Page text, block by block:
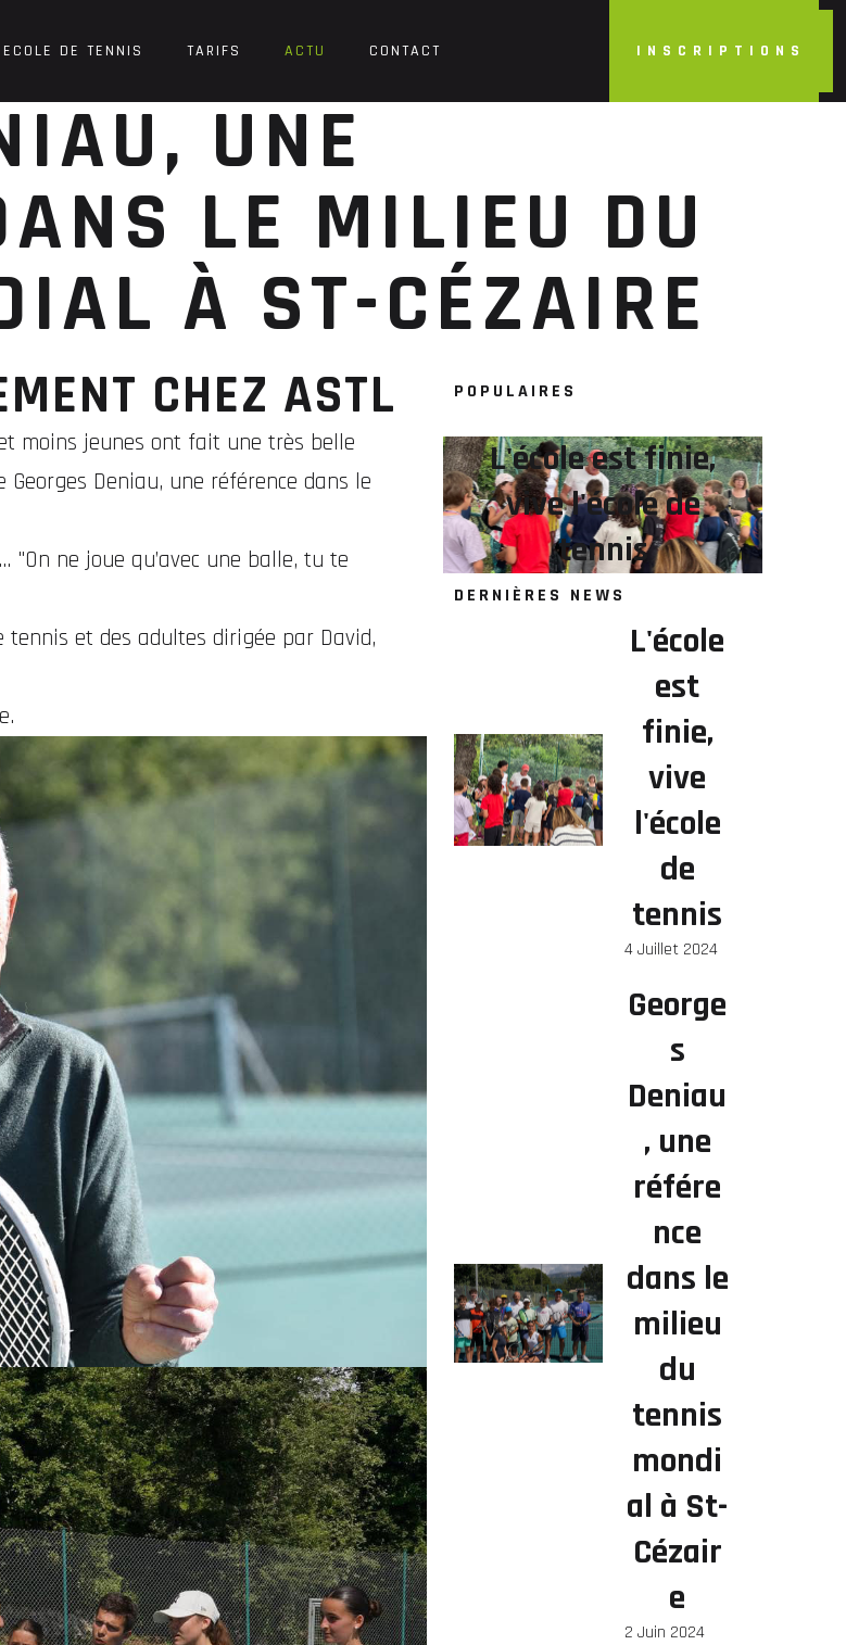
ECOLE DE TENNIS TARIFS ACTU CONTACT INSCRIPTIONS
UNE
LE MILIEU DU
À ST-CÉZAIRE
CHEZ ASTL
moins jeunes ont fait une très belle
Deniau, une référence dans le
ne joue qu’avec une balle, tu te
tennis et des adultes dirigée par David,
POPULAIRES
L'école est finie,
vive l'école de
tennis
DERNIÈRES NEWS
L'école
est
finie,
vive
l'école
de
tennis
4 Juillet 2024
George
s
Deniau
, une
référe
nce
dans le
milieu
du
tennis
mondi
al à St-
Cézair
e
2 Juin 2024